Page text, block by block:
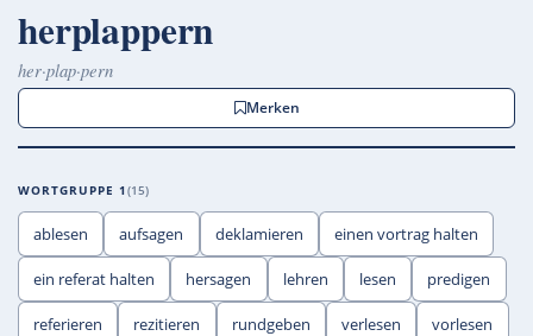
herplappern
her·plap·pern
Merken
WORTGRUPPE 1 15
ablesen aufsagen deklamieren einen vortrag halten
ein referat halten hersagen lehren lesen predigen
referieren rezitieren rundgeben verlesen vorlesen